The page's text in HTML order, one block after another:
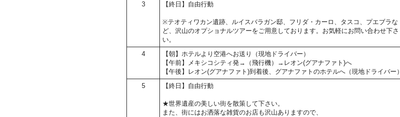
3 【終日】自由行動
※テオティワカン遺跡、ルイスバラガン邸、フリダ・カーロ、タスコ、プエブラな
ど、沢山のオプショナルツアーをご用意しております。お気軽にお問い合わせ下さ
い。
4
【朝】ホテルより空港へお送り（現地ドライバー）
【午前】メキシコシティ発→（飛行機）→レオン(グアナファト)へ
【午後】レオン(グアナファト)到着後、グアナファトのホテルへ（現地ドライバー）
5 【終日】自由行動
★世界遺産の美しい街を散策して下さい。
また、街にはお洒落な雑貨のお店も沢山ありますので、